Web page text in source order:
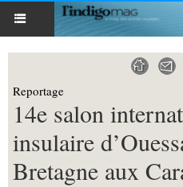
Reportage
14e salon
insulaire
Bretagne aux